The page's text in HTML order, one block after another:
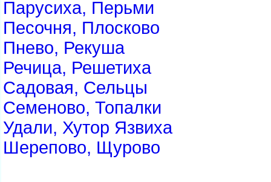
Парусиха, Перьми
Песочня, Плосково
Пнево, Рекуша
Речица, Решетиха
Садовая, Сельцы
Семеново, Топалки
Удали, Хутор Язвиха
Шерепово, Щурово